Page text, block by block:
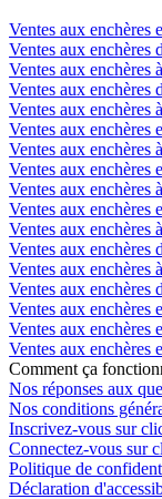
Ventes aux
Ventes aux enchères
Ventes aux
Ventes aux enchères
Ventes aux enchères
Ventes aux enchères
Ventes aux enchères
Ventes aux
Ventes aux enchères
Ventes aux enchères
Ventes aux enchères
Ventes aux enchères
Ventes aux enchères
Ventes aux enchères
Ventes aux
Ventes aux enchères
Ventes aux enchères
Comment ça
Nos réponses aux
Nos conditions
Inscrivez-vous sur
Connectez-vous sur
Politique de
Déclaration